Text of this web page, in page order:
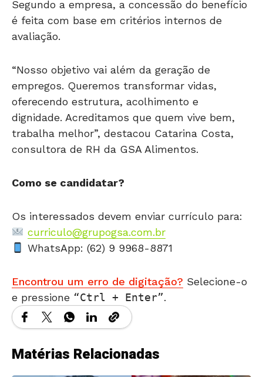
Segundo a empresa, a concessão do benefício
é feita com base em critérios internos de
avaliação.
“Nosso objetivo vai além da geração de
empregos. Queremos transformar vidas,
oferecendo estrutura, acolhimento e
dignidade. Acreditamos que quem vive bem,
trabalha melhor”, destacou Catarina Costa,
consultora de RH da GSA Alimentos.
Como se candidatar?
Os interessados devem enviar currículo para:
curriculo@grupogsa.com.br
WhatsApp: (62) 9 9968-8871
Encontrou um erro de digitação? Selecione-o
e pressione
Ctrl + Enter .
Matérias Relacionadas